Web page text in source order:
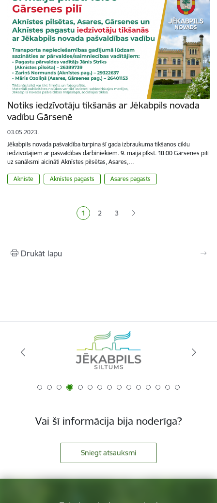
Notiks iedzīvotāju tikšanās ar Jēkabpils novada
vadību Gārsenē
03.05.2023.
Jēkabpils novada pašvaldība turpina šī gada izbraukuma tikšanos ciklu
iedzīvotājiem ar pašvaldības darbiniekiem. 9. maijā plkst. 18.00 Gārsenes pilī
uz sanāksmi aicināti Aknīstes pilsētas, Asares,…
Aknīste Aknīstes pagasts Asares pagasts
Pašreizējā lapa
1 Lapa
2 Lapa
3
Drukāt lapu
Vai šī informācija bija noderīga?
Sniegt atsauksmi